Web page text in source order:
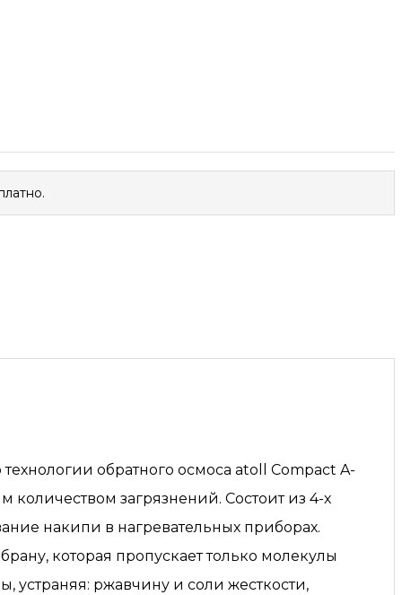
обратного осмоса atoll Compact A-
загрязнений. Состоит из 4-х
накипи в нагревательных приборах.
которая пропускает только молекулы
ржавчину и соли жесткости,